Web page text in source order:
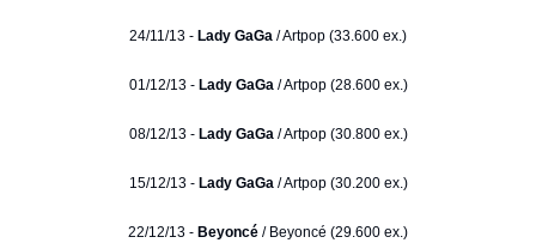
24/11/13 - Lady GaGa / Artpop (33.600 ex.)
01/12/13 - Lady GaGa/ Artpop (28.600 ex.)
08/12/13 - Lady GaGa/ Artpop (30.800 ex.)
15/12/13 - Lady GaGa/ Artpop (30.200 ex.)
22/12/13 - Beyoncé / Beyoncé (29.600 ex.)